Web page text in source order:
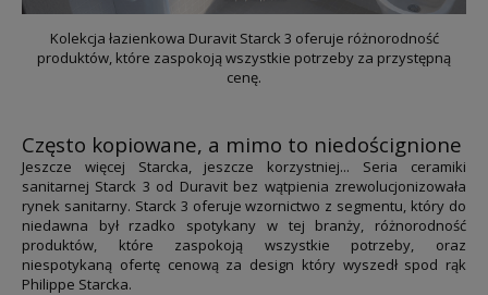
Kolekcja łazienkowa Duravit Starck 3 oferuje różnorodność
produktów, które zaspokoją wszystkie potrzeby za przystępną
cenę.
Często kopiowane, a mimo to niedoścignione
Jeszcze więcej Starcka, jeszcze korzystniej... Seria ceramiki
sanitarnej Starck 3 od Duravit bez wątpienia zrewolucjonizowała
rynek sanitarny. Starck 3 oferuje wzornictwo z segmentu, który do
niedawna był rzadko spotykany w tej branży, różnorodność
produktów, które zaspokoją wszystkie potrzeby, oraz
niespotykaną ofertę cenową za design który wyszedł spod rąk
Philippe Starcka.